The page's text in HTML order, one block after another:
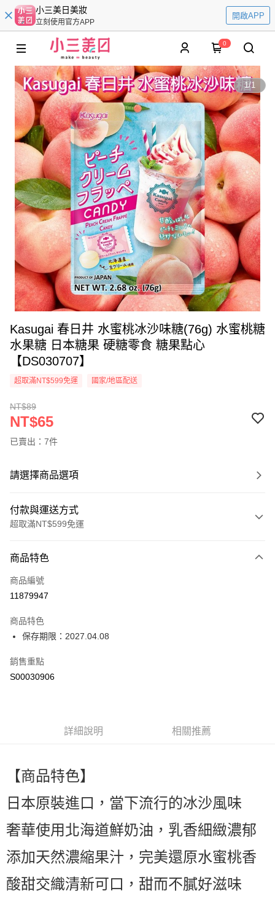
小三美日美妝
立刻使用官方APP
開啟APP
0
1/1
Kasugai 春日井 水蜜桃冰沙味糖(76g) 水蜜桃糖
水果糖 日本糖果 硬糖零食 糖果點心
【DS030707】
超取滿NT$599免運 國家/地區配送
NT$89
NT$65
已賣出：7件
請選擇商品選項
付款與運送方式
超取滿NT$599免運
信用卡一次付款
超商取貨付款
Apple Pay
街口支付
全盈+PAY
每筆NT$60，滿NT$599(含以上)免運費
每筆NT$60，滿NT$599(含以上)免運費
萊爾富取貨付款
每筆NT$60，滿NT$599(含以上)免運費
商品特色
商品編號
11879947
商品特色
保存期限：2027.04.08
銷售重點
S00030906
詳細說明 相關推薦
【商品特色】
日本原裝進口，當下流行的冰沙風味
奢華使用北海道鮮奶油，乳香細緻濃郁
添加天然濃縮果汁，完美還原水蜜桃香
酸甜交織清新可口，甜而不膩好滋味